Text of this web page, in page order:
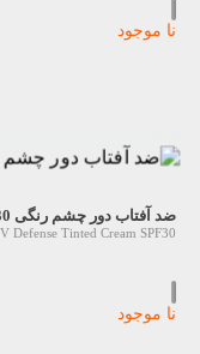
نا موجود
ضد آفتاب دور چشم رنگی SPF30 آیسول 15 میل
Defense Tinted Cream SPF30
نا موجود